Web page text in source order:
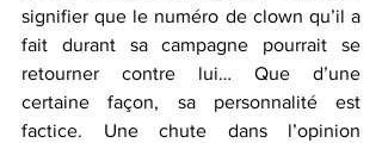
signifier que le numéro de clown qu’il a
fait durant sa campagne pourrait se
retourner contre lui… Que d’une
certaine façon, sa personnalité est
factice. Une chute dans l’opinion